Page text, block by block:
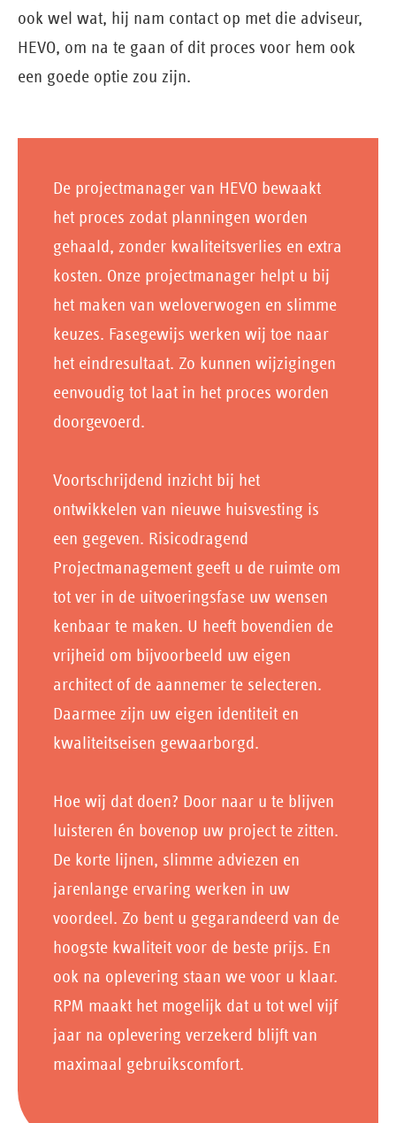
ook wel wat, hij nam contact op met die adviseur,
HEVO, om na te gaan of dit proces voor hem ook
een goede optie zou zijn.
De projectmanager van HEVO bewaakt
het proces zodat planningen worden
gehaald, zonder kwaliteitsverlies en extra
kosten. Onze projectmanager helpt u bij
het maken van weloverwogen en slimme
keuzes. Fasegewijs werken wij toe naar
het eindresultaat. Zo kunnen wijzigingen
eenvoudig tot laat in het proces worden
doorgevoerd.
Voortschrijdend inzicht bij het
ontwikkelen van nieuwe huisvesting is
een gegeven. Risicodragend
Projectmanagement geeft u de ruimte om
tot ver in de uitvoeringsfase uw wensen
kenbaar te maken. U heeft bovendien de
vrijheid om bijvoorbeeld uw eigen
architect of de aannemer te selecteren.
Daarmee zijn uw eigen identiteit en
kwaliteitseisen gewaarborgd.
Hoe wij dat doen? Door naar u te blijven
luisteren én bovenop uw project te zitten.
De korte lijnen, slimme adviezen en
jarenlange ervaring werken in uw
voordeel. Zo bent u gegarandeerd van de
hoogste kwaliteit voor de beste prijs. En
ook na oplevering staan we voor u klaar.
RPM maakt het mogelijk dat u tot wel vijf
jaar na oplevering verzekerd blijft van
maximaal gebruikscomfort.